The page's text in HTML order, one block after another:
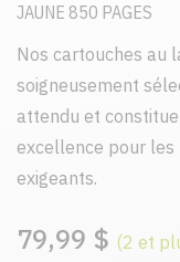
JAUNE 850 PAGES
Nos cartouches au
soigneusement
attendu et
excellence pour
exigeants.
79,99 $ (2 et